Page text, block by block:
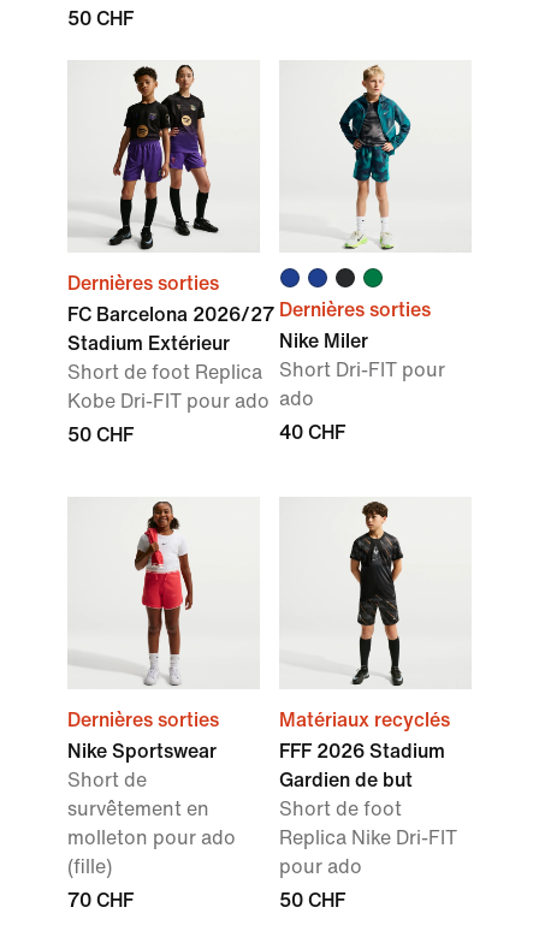
50 CHF
Dernières sorties
FC Barcelona 2026/27
Stadium Extérieur
Short de foot Replica
Kobe Dri-FIT pour ado
50 CHF
Dernières sorties
Nike Miler
Short Dri-FIT pour
ado
40 CHF
Dernières sorties
Nike Sportswear
Short de
survêtement en
molleton pour ado
(fille)
70 CHF
Matériaux recyclés
FFF 2026 Stadium
Gardien de but
Short de foot
Replica Nike Dri-FIT
pour ado
50 CHF